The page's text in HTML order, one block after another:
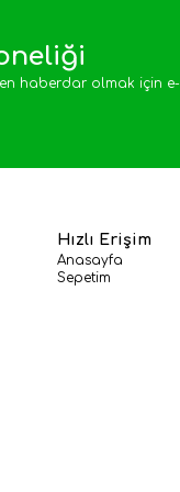
haberdar olmak için e-
Hızlı Erişim
Anasayfa
Sepetim